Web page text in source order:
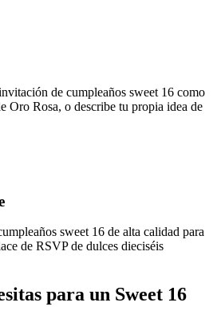
de cumpleaños sweet 16 como
Oro Rosa, o describe tu propia idea de
sweet 16 de alta calidad para
de RSVP de dulces dieciséis
para un Sweet 16